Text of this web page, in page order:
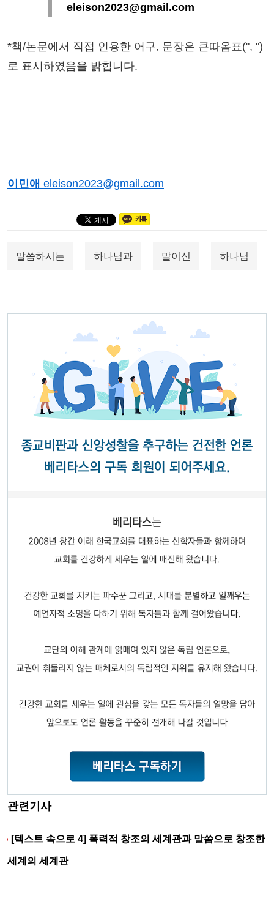
eleison2023@gmail.com
*책/논문에서 직접 인용한 어구, 문장은 큰따옴표(", ")
로 표시하였음을 밝힙니다.
이민애 eleison2023@gmail.com
말씀하시는 하나님과 말이신 하나님
관련기사
[텍스트 속으로 4] 폭력적 창조의 세계관과 말씀으로 창조한
세계의 세계관